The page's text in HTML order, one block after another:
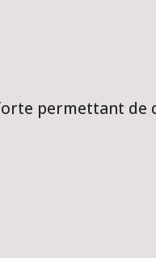
permettant de